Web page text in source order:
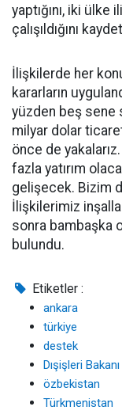
yaptığını, iki
çalışıldığını
İlişkilerde her
kararların
yüzden beş sene
milyar dolar
önce de
fazla yatırım
gelişecek. Bizim
İlişkilerimiz
sonra bambaşka
bulundu.
Etiketler :
ankara
türkiye
destek
Dışişleri
özbekistan
Türkmenistan